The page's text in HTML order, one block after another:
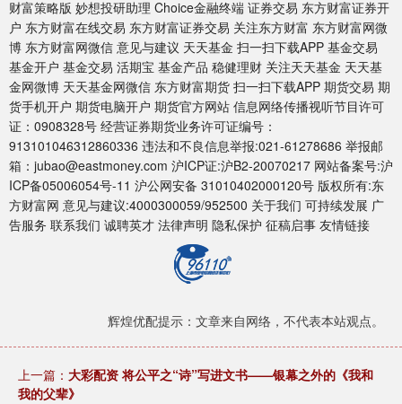
财富策略版 妙想投研助理 Choice金融终端 证券交易 东方财富证券开
户 东方财富在线交易 东方财富证券交易 关注东方财富 东方财富网微
博 东方财富网微信 意见与建议 天天基金 扫一扫下载APP 基金交易
基金开户 基金交易 活期宝 基金产品 稳健理财 关注天天基金 天天基
金网微博 天天基金网微信 东方财富期货 扫一扫下载APP 期货交易 期
货手机开户 期货电脑开户 期货官方网站 信息网络传播视听节目许可
证：0908328号 经营证券期货业务许可证编号：
913101046312860336 违法和不良信息举报:021-61278686 举报邮
箱：jubao@eastmoney.com 沪ICP证:沪B2-20070217 网站备案号:沪
ICP备05006054号-11 沪公网安备 31010402000120号 版权所有:东
方财富网 意见与建议:4000300059/952500 关于我们 可持续发展 广
告服务 联系我们 诚聘英才 法律声明 隐私保护 征稿启事 友情链接
辉煌优配提示：文章来自网络，不代表本站观点。
上一篇： 大彩配资 将公平之“诗”写进文书——银幕之外的《我和
我的父辈》